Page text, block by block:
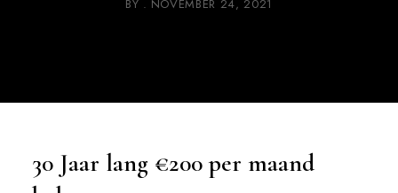
BY NOVEMBER 24, 2021
30 Jaar lang €200 per maand